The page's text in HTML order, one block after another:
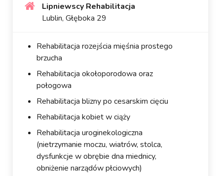
Lipniewscy Rehabilitacja
Lublin, Głęboka 29
Rehabilitacja rozejścia mięśnia prostego
brzucha
Rehabilitacja okołoporodowa oraz
połogowa
Rehabilitacja blizny po cesarskim cięciu
Rehabilitacja kobiet w ciąży
Rehabilitacja uroginekologiczna
(nietrzymanie moczu, wiatrów, stolca,
dysfunkcje w obrębie dna miednicy,
obniżenie narządów płciowych)